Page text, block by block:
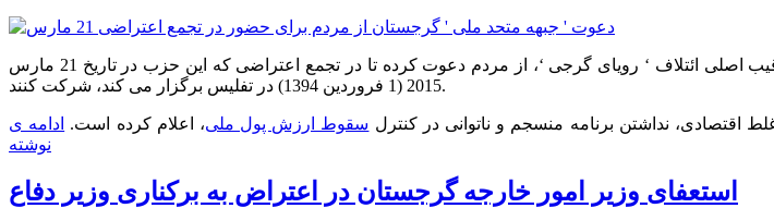
، حزب ‘ جبهه متحد ملی ‘ گرجستان، قدرتمندترین حزب مخالف دولت و رقیب اصلی ائتلاف ‘ رویای گرجی ‘، از مردم دعوت کرده تا در تجمع اعتراضی که این حزب در تاریخ 21 مارس
2015 (1 فروردین 1394) در تفلیس برگزار می کند، شرکت کنند.
اقتصادی، نداشتن برنامه منسجم و ناتوانی در کنترل سقوط ارزش پول ملی، اعلام کرده است. ادامه ی
نوشته
استعفای وزیر امور خارجه گرجستان در اعتراض به برکناری وزیر دفاع